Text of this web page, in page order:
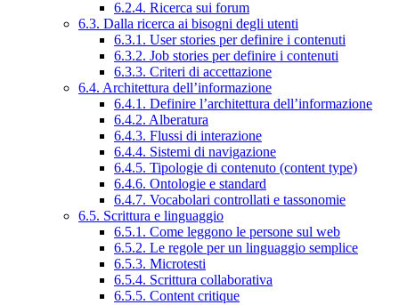
6.2.4. Ricerca sui forum
6.3. Dalla ricerca ai bisogni degli utenti
6.3.1. User stories per definire i contenuti
6.3.2. Job stories per definire i contenuti
6.3.3. Criteri di accettazione
6.4. Architettura dell’informazione
6.4.1. Definire l’architettura dell’informazione
6.4.2. Alberatura
6.4.3. Flussi di interazione
6.4.4. Sistemi di navigazione
6.4.5. Tipologie di contenuto (content type)
6.4.6. Ontologie e standard
6.4.7. Vocabolari controllati e tassonomie
6.5. Scrittura e linguaggio
6.5.1. Come leggono le persone sul web
6.5.2. Le regole per un linguaggio semplice
6.5.3. Microtesti
6.5.4. Scrittura collaborativa
6.5.5. Content critique